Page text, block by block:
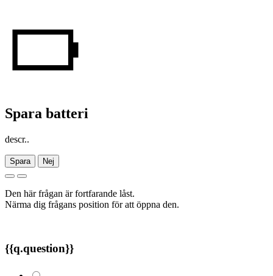
Spara batteri
descr..
Spara Nej
Den här frågan är fortfarande låst.
Närma dig frågans position för att öppna den.
{{q.question}}